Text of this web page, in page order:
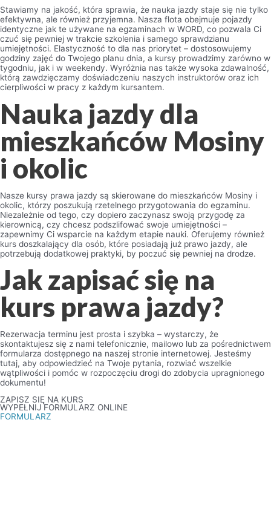
Stawiamy na jakość, która sprawia, że nauka jazdy staje się nie tylko
efektywna, ale również przyjemna. Nasza flota obejmuje pojazdy
identyczne jak te używane na egzaminach w WORD, co pozwala Ci
czuć się pewniej w trakcie szkolenia i samego sprawdzianu
umiejętności. Elastyczność to dla nas priorytet – dostosowujemy
godziny zajęć do Twojego planu dnia, a kursy prowadzimy zarówno w
tygodniu, jak i w weekendy. Wyróżnia nas także wysoka zdawalność,
którą zawdzięczamy doświadczeniu naszych instruktorów oraz ich
cierpliwości w pracy z każdym kursantem.
Nauka jazdy dla
mieszkańców Mosiny
i okolic
Nasze kursy prawa jazdy są skierowane do mieszkańców Mosiny i
okolic, którzy poszukują rzetelnego przygotowania do egzaminu.
Niezależnie od tego, czy dopiero zaczynasz swoją przygodę za
kierownicą, czy chcesz podszlifować swoje umiejętności –
zapewnimy Ci wsparcie na każdym etapie nauki. Oferujemy również
kurs doszkalający dla osób, które posiadają już prawo jazdy, ale
potrzebują dodatkowej praktyki, by poczuć się pewniej na drodze.
Jak zapisać się na
kurs prawa jazdy?
Rezerwacja terminu jest prosta i szybka – wystarczy, że
skontaktujesz się z nami telefonicznie, mailowo lub za pośrednictwem
formularza dostępnego na naszej stronie internetowej. Jesteśmy
tutaj, aby odpowiedzieć na Twoje pytania, rozwiać wszelkie
wątpliwości i pomóc w rozpoczęciu drogi do zdobycia upragnionego
dokumentu!
ZAPISZ SIĘ NA KURS
WYPEŁNIJ FORMULARZ ONLINE
FORMULARZ